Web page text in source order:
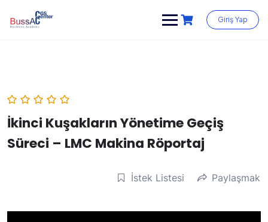
content
Giriş Yap
İkinci Kuşakların Yönetime Geçiş
Süreci – LMC Makina Röportaj
İstek Listesi Paylaşmak